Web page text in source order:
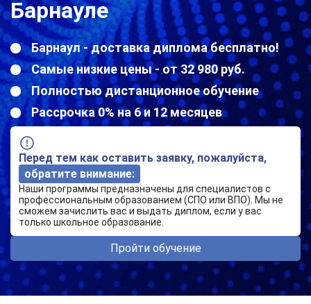
Барнауле
Барнаул - доставка диплома бесплатно!
Самые низкие цены - от 32 980 руб.
Полностью дистанционное обучение
Рассрочка 0% на 6 и 12 месяцев
Перед тем как оставить заявку, пожалуйста,
обратите внимание:
Наши программы предназначены для специалистов с
профессиональным образованием (СПО или ВПО). Мы не
сможем зачислить вас и выдать диплом, если у вас
только школьное образование.
Пройти обучение